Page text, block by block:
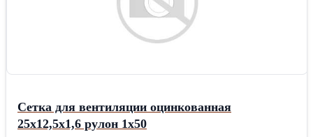
Сетка для вентиляции оцинкованная
25х12,5х1,6 рулон 1х50